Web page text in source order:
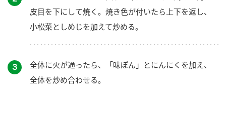
皮目を下にして焼く。焼き色が付いたら上下を返し、
小松菜としめじを加えて炒める。
３
全体に火が通ったら、「味ぽん」とにんにくを加え、
全体を炒め合わせる。